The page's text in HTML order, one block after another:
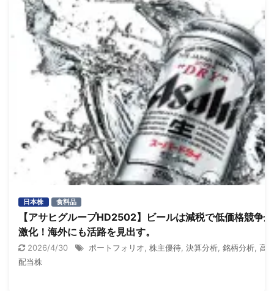
日本株 食料品
【アサヒグループHD2502】ビールは減税で低価格競争が
激化！海外にも活路を見出す。
2026/4/30 ポートフォリオ 株主優待 決算分析 銘柄分析 高
配当株